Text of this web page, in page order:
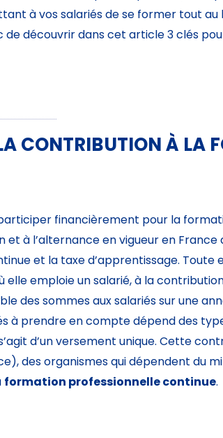
à vos salariés de se former tout
de découvrir dans cet article 3 clés
CONTRIBUTION À LA
financièrement pour la
à l’alternance en vigueur en France
et la taxe d’apprentissage. Toute
emploie un salarié, à la
des sommes aux salariés sur une
à prendre en compte dépend des
s’agit d’un versement unique. Cette
des organismes qui dépendent du
formation professionnelle continue.